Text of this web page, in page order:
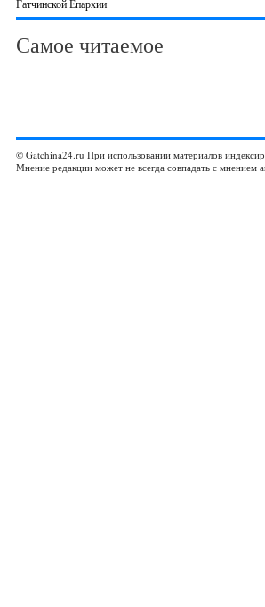
Гатчинской Епархии
Самое читаемое
© Gatchina24.ru При использовании материалов
Мнение редакции может не всегда совпадать с мнением